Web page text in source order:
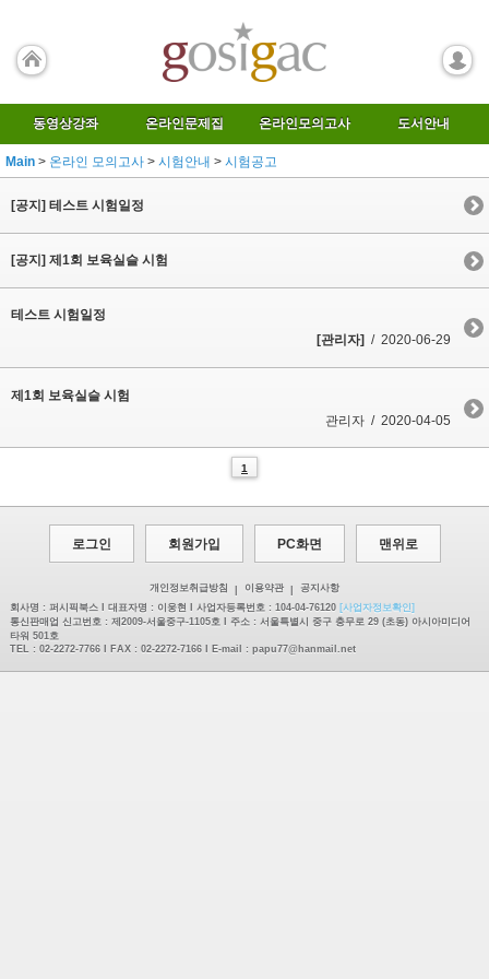
동영상강좌 온라인문제집 온라인모의고사 도서안내
Main > 온라인 모의고사 > 시험안내 > 시험공고
[공지] 테스트 시험일정
[공지] 제1회 보육실슬 시험
테스트 시험일정
[관리자] / 2020-06-29
제1회 보육실슬 시험
관리자 / 2020-04-05
1
로그인 회원가입 PC화면 맨위로
개인정보취급방침 이용약관
공지사항
회사명 : 퍼시픽북스 I 대표자명 : 이웅현 I 사업자등록번호 : 104-04-76120 [사업자정보확인]
통신판매업 신고번호 : 제2009-서울중구-1105호 I 주소 : 서울특별시 중구 충무로 29 (초동) 아시아미디어
타워 501호
TEL : 02-2272-7766 I FAX : 02-2272-7166 I E-mail : papu77@hanmail.net